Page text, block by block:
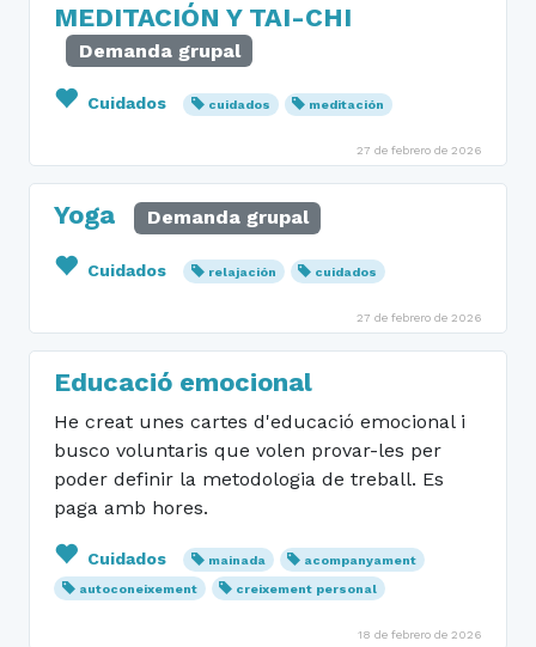
MEDITACIÓN Y TAI-CHI
Demanda grupal
Cuidados cuidados meditación
27 de febrero de 2026
Yoga Demanda grupal
Cuidados relajación cuidados
27 de febrero de 2026
Educació emocional
He creat unes cartes d'educació emocional i
busco voluntaris que volen provar-les per
poder definir la metodologia de treball. Es
paga amb hores.
Cuidados mainada
acompanyament
autoconeixement
creixement personal
18 de febrero de 2026